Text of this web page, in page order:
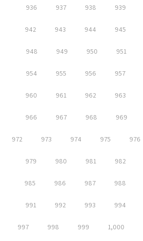
936 937 938 939
942 943 944 945
948 949 950 951
954 955 956 957
960 961 962 963
966 967 968 969
972 973 974 975 976
979 980 981 982
985 986 987 988
991 992 993 994
997 998 999 1,000